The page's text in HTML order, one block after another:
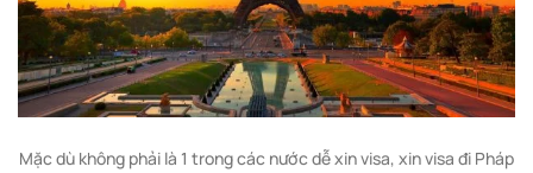
Mặc dù không phải là 1 trong các nước dễ xin visa, xin visa đi Pháp